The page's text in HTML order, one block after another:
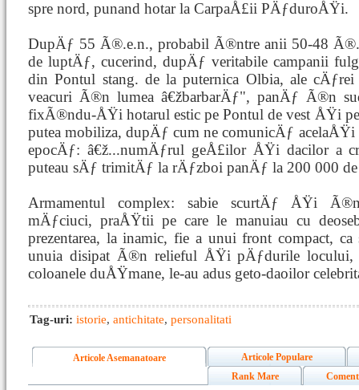
spre nord, punand hotar la CarpaÅ£ii PÄƒduroÅŸi.
DupÄƒ 55 Ã®.e.n., probabil Ã®ntre anii 50-48
de luptÄƒ, cucerind, dupÄƒ veritabile campanii
din Pontul stang. de la puternica Olbia, ale cÄƒrei
veacuri Ã®n lumea â€žbarbarÄƒ", panÄƒ Ã®n
fixÃ®ndu-ÅŸi hotarul estic pe Pontul de vest ÅŸi
putea mobiliza, dupÄƒ cum ne comunicÄƒ
epocÄƒ: â€ž...numÄƒrul geÅ£ilor ÅŸi dacilor a
puteau sÄƒ trimitÄƒ la rÄƒzboi panÄƒ la 200 000
Armamentul complex: sabie scurtÄƒ ÅŸi
mÄƒciuci, praÅŸtii pe care le manuiau cu
prezentarea, la inamic, fie a unui front compact,
unuia disipat Ã®n relieful ÅŸi pÄƒdurile locului,
coloanele duÅŸmane, le-au adus geto-daoilor
Tag-uri: istorie, antichitate, personalitati
Articole Asemanatoare
Articole Populare
Rank Mare